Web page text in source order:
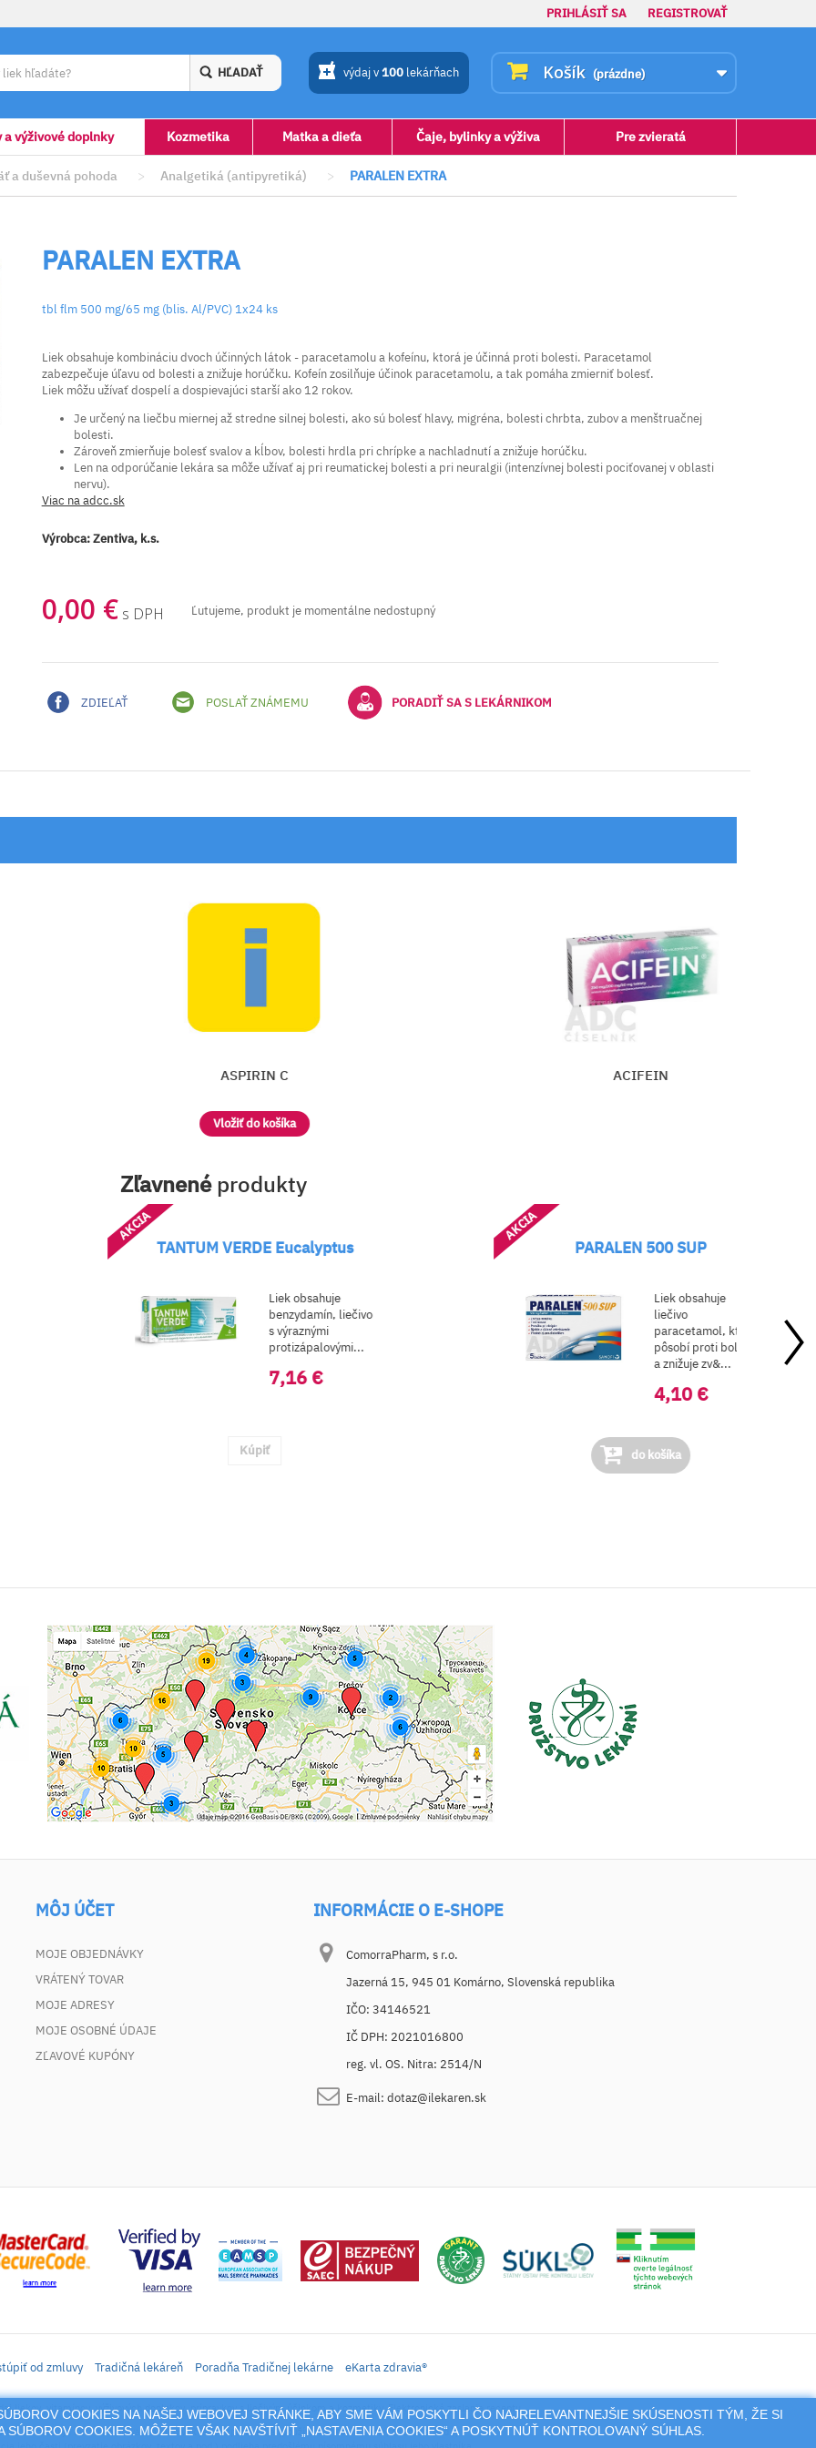
PRIHLÁSIŤ SA REGISTROVAŤ
Košík (prázdne)
HĽADAŤ výdaj v100 lekárňach
a výživové doplnky Kozmetika Matka a dieťa Čaje, bylinky a výživa Pre zvieratá
a duševná pohoda > Analgetiká (antipyretiká) > PARALEN EXTRA
PARALEN EXTRA
tbl flm 500 mg/65 mg (blis. Al/PVC) 1x24 ks
Liek obsahuje kombináciu dvoch účinných látok - paracetamolu a kofeínu, ktorá je účinná proti bolesti. Paracetamol
zabezpečuje úľavu od bolesti a znižuje horúčku. Kofeín zosilňuje účinok paracetamolu, a tak pomáha zmierniť bolesť.
Liek môžu užívať dospelí a dospievajúci starší ako 12 rokov.
Je určený na liečbu miernej až stredne silnej bolesti, ako sú bolesť hlavy, migréna, bolesti chrbta, zubov a menštruačnej
bolesti.
Zároveň zmierňuje bolesť svalov a kĺbov, bolesti hrdla pri chrípke a nachladnutí a znižuje horúčku.
Len na odporúčanie lekára sa môže užívať aj pri reumatickej bolesti a pri neuralgii (intenzívnej bolesti pociťovanej v oblasti
nervu).
Viac na adcc.sk
Výrobca:Zentiva, k.s.
0,00 € s DPH Ľutujeme, produkt je momentálne nedostupný
ZDIEĽAŤ POSLAŤ ZNÁMEMU PORADIŤ SA S LEKÁRNIKOM
Zľavnenéprodukty
PARALEN 500 SUP
Liek obsahuje
liečivo
pôsobí proti bolesti
TANTUM VERDE SPRAY
Sprej obsahuje
ktoré má výrazné
protiz&aa...
MÔJ ÚČET
MOJE OBJEDNÁVKY
VRÁTENÝ TOVAR
MOJE ADRESY
MOJE OSOBNÉ ÚDAJE
ZĽAVOVÉ KUPÓNY
INFORMÁCIE O E-SHOPE
ComorraPharm, s r.o.
Jazerná 15, 945 01 Komárno, Slovenská republika
IČO: 34146521
IČ DPH: 2021016800
reg. vl. OS. Nitra: 2514/N
E-mail: dotaz@ilekaren.sk
COOKIES NA NAŠEJ WEBOVEJ STRÁNKE, ABY SME VÁM POSKYTLI ČO NAJRELEVANTNEJŠIE SKÚSENOSTI TÝM, ŽE SI
COOKIES. MÔŽETE VŠAK NAVŠTÍVIŤ „NASTAVENIA COOKIES“ A POSKYTNÚŤ KONTROLOVANÝ SÚHLAS.
od zmluvy Tradičná lekáreň Poradňa Tradičnej lekárne eKarta zdravia®
liekov, vitamínov, výživových doplnkov, prípravkov s liečivým účinkom a kozmetiky. Elektronické zaslanie receptu.
sa vzťahujú autorské práva a akákoľvek jeho reprodukcia (používanie, kopírovanie, šírenie a pod.),